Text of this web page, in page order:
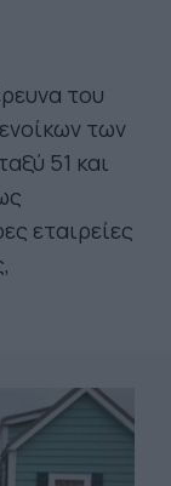
του
των
51 και
εταιρείες